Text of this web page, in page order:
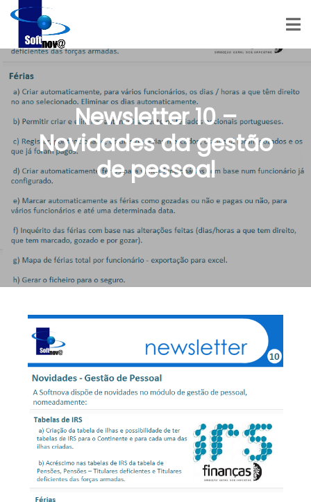
Newsletter 10 –
Novidades da gestão
de pessoal